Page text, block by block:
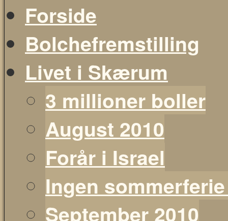
Forside
Bolchefremstilling
Livet i Skærum
3 millioner boller
August 2010
Forår i Israel
Ingen
September 2010